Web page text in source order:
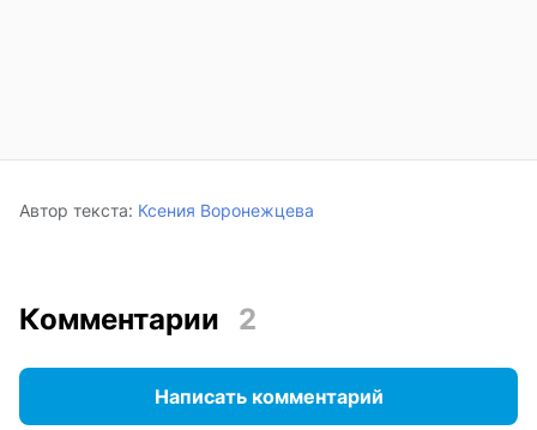
Автор текста: Ксения Воронежцева
Комментарии 2
Написать комментарий